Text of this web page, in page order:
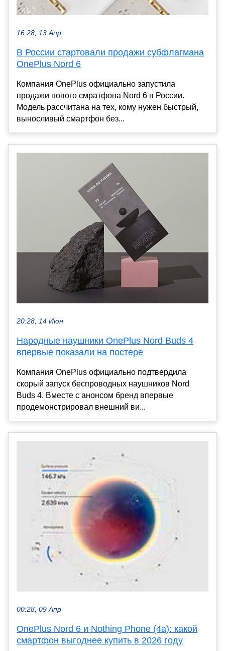
16:28, 13 Апр
В России стартовали продажи субфлагмана
OnePlus Nord 6
Компания OnePlus официально запустила
продажи нового смратфона Nord 6 в России.
Модель рассчитана на тех, кому нужен быстрый,
выносливый смартфон без...
20:28, 14 Июн
Народные наушники OnePlus Nord Buds 4
впервые показали на постере
Компания OnePlus официально подтвердила
скорый запуск беспроводных наушников Nord
Buds 4. Вместе с анонсом бренд впервые
продемонстрировал внешний ви...
00:28, 09 Апр
OnePlus Nord 6 и Nothing Phone (4a): какой
смартфон выгоднее купить в 2026 году